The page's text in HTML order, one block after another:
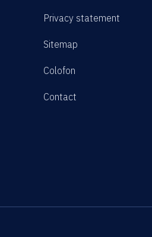
Privacy statement
Sitemap
Colofon
Contact